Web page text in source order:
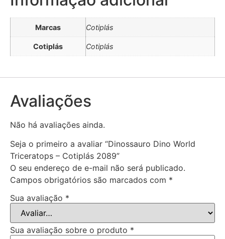
Marcas Cotiplás
Cotiplás Cotiplás
Avaliações
Não há avaliações ainda.
Seja o primeiro a avaliar “Dinossauro Dino World
Triceratops – Cotiplás 2089”
O seu endereço de e-mail não será publicado.
Campos obrigatórios são marcados com *
Sua avaliação *
Sua avaliação sobre o produto *